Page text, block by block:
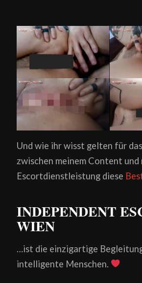
Und wie ihr wisst gelten für
zwischen meinem Content und
Escortdienstleistung diese
INDEPENDENT
WIEN
…ist die einzigartige
intelligente Menschen.